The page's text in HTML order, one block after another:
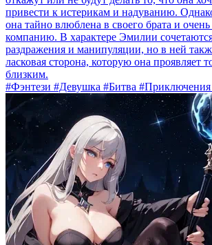
привести к истерикам и надуванию.
она тайно влюблена в своего брата и
компанию. В характере Эмилии
раздражения и манипуляции, но в ней
ласковая сторона, которую она проявляет
близким.
#Фэнтези #Девушка #Битва